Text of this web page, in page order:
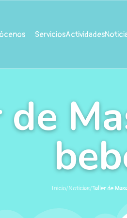
ServiciosActividades
Inicio/Noticias/Taller de